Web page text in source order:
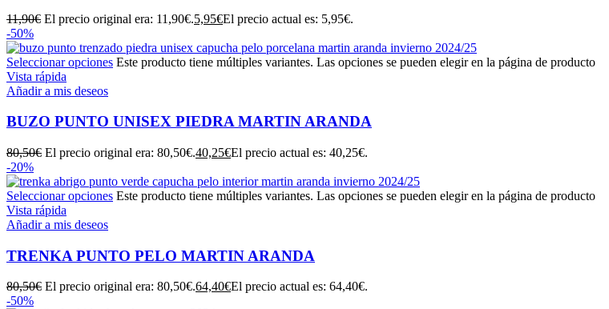
11,90€ El precio original era: 11,90€.5,95€El precio actual es: 5,95€.
-50%
Seleccionar opciones Este producto tiene múltiples variantes. Las opciones se pueden elegir en la página de producto
Vista rápida
Añadir a mis deseos
BUZO PUNTO UNISEX PIEDRA MARTIN ARANDA
80,50€ El precio original era: 80,50€.40,25€El precio actual es: 40,25€.
-20%
Seleccionar opciones Este producto tiene múltiples variantes. Las opciones se pueden elegir en la página de producto
Vista rápida
Añadir a mis deseos
TRENKA PUNTO PELO MARTIN ARANDA
80,50€ El precio original era: 80,50€.64,40€El precio actual es: 64,40€.
-50%